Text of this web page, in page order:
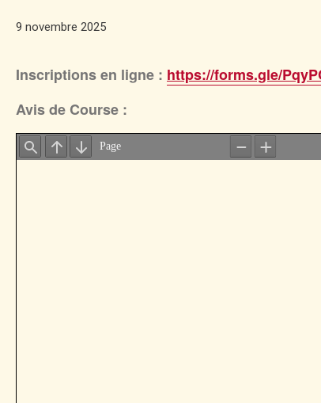
9 novembre 2025
Inscriptions en ligne : https://forms.gle/
Avis de Course :